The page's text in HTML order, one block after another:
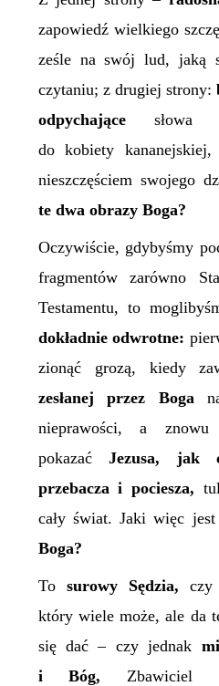
zapowiedź wielkiego
ześle na swój lud, jaką
czytaniu; z drugiej strony:
odpychającesłowa
do kobiety kananejskiej,
nieszczęściem swojego
te dwa obrazy Boga?
Oczywiście, gdybyśmy
fragmentów zarówno
Testamentu, to
dokładnie odwrotne:
zionąć grozą, kiedy
zesłanej przez Boga
nieprawości, a znowu
pokazaćJezusa, jak
przebacza i pociesza,
cały świat. Jaki więc jest
Boga?
To surowy Sędzia,
który wiele może, ale da
się dać – czy jednak
i Bóg,